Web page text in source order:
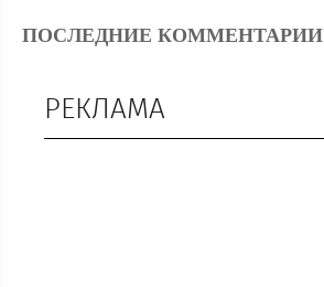
ПОСЛЕДНИЕ КОММЕНТАРИИ
РЕКЛАМА